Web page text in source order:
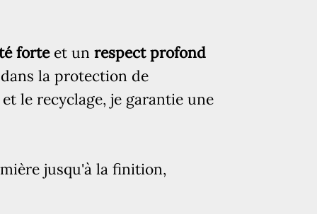
forteet un respect profond
la protection de
le recyclage, je garantie une
jusqu'à la finition,